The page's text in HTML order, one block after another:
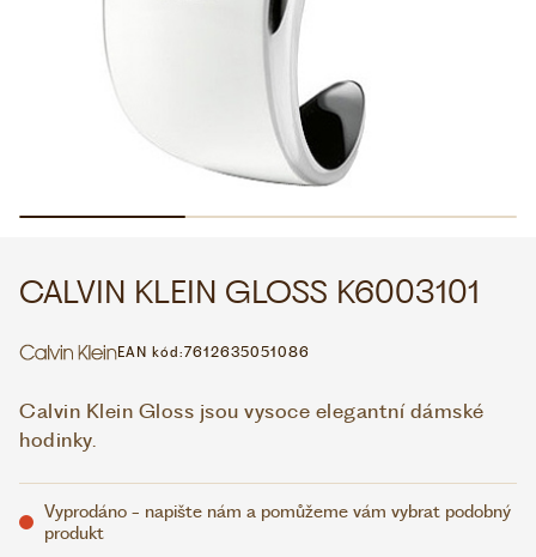
VIBER
VOLEJTE 9:00–18:00+420 775 138 346
CALVIN KLEIN GLOSS K6003101
EAN kód:7612635051086
Calvin Klein Gloss jsou vysoce elegantní dámské
hodinky.
Vyprodáno - napište nám a pomůžeme vám vybrat podobný
produkt